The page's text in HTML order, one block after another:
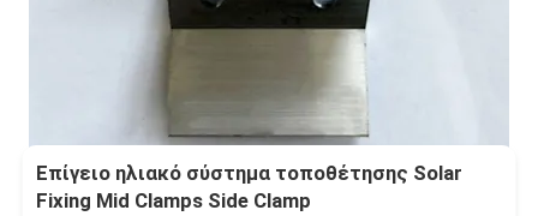
Επίγειο ηλιακό σύστημα τοποθέτησης Solar
Fixing Mid Clamps Side Clamp